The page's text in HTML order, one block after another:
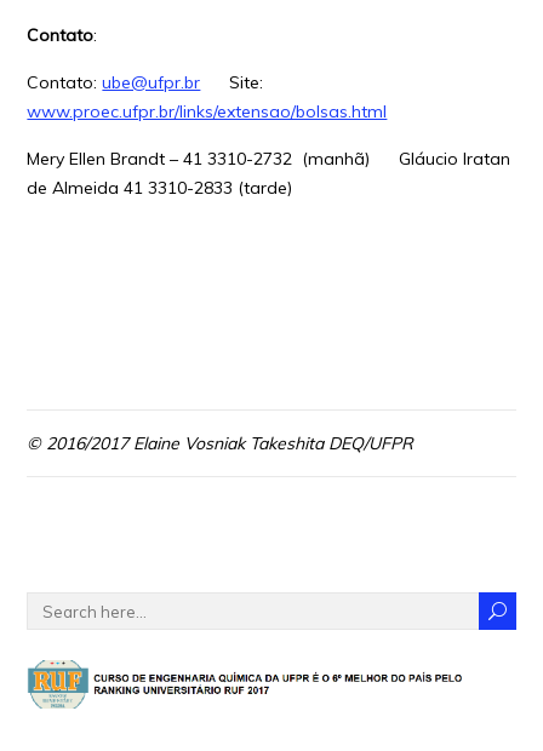
Contato:
Contato:ube@ufpr.br Site:
www.proec.ufpr.br/links/extensao/bolsas.html
Mery Ellen Brandt –41 3310-2732 (manhã) Gláucio Iratan
de Almeida41 3310-2833 (tarde)
© 2016/2017 Elaine Vosniak Takeshita DEQ/UFPR